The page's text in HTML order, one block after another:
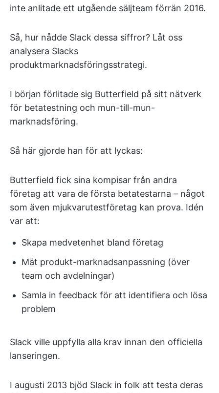
inte anlitade ett utgående säljteam förrän 2016.
Så, hur nådde Slack dessa siffror? Låt oss
analysera Slacks
produktmarknadsföringsstrategi.
I början förlitade sig Butterfield på sitt nätverk
för betatestning och mun-till-mun-
marknadsföring.
Så här gjorde han för att lyckas:
Butterfield fick sina kompisar från andra
företag att vara de första betatestarna – något
som även mjukvarutestföretag kan prova. Idén
var att:
Skapa medvetenhet bland företag
Mät produkt-marknadsanpassning (över
team och avdelningar)
Samla in feedback för att identifiera och lösa
problem
Slack ville uppfylla alla krav innan den officiella
lanseringen.
I augusti 2013 bjöd Slack in folk att testa deras